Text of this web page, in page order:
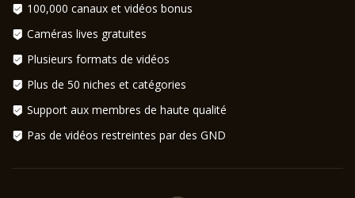
100,000 canaux et vidéos bonus
Caméras lives gratuites
Plusieurs formats de vidéos
Plus de 50 niches et catégories
Support aux membres de haute qualité
Pas de vidéos restreintes par des GND